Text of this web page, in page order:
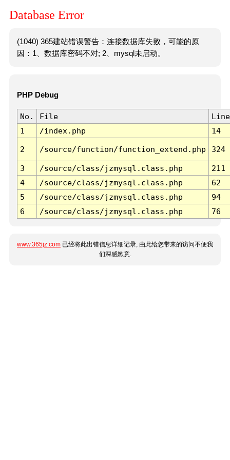
Database Error
(1040) 365建站错误警告：连接数据库失败，可能的原
因：1、数据库密码不对; 2、mysql未启动。
PHP Debug
No. File
Line
1
/index.php 14
2 /source/function/function_extend.php 324
3 /source/class/jzmysql.class.php
211
4
/source/class/jzmysql.class.php
62
5
/source/class/jzmysql.class.php
94
6
/source/class/jzmysql.class.php 76
www.365jz.com 已经将此出错信息详细记录, 由此给您带来的访问不便我
们深感歉意.